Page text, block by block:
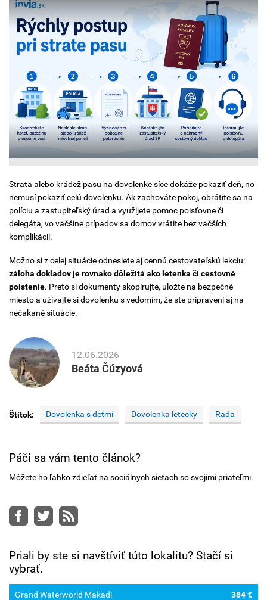
Strata alebo krádež pasu na dovolenke síce dokáže pokaziť deň, no
nemusí pokaziť celú dovolenku. Ak zachováte pokoj, obrátite sa na
políciu a zastupiteľský úrad a využijete pomoc poisťovne či
delegáta, vo väčšine prípadov sa domov vrátite bez väčších
komplikácií.
Možno si z celej situácie odnesiete aj cennú cestovateľskú lekciu:
záloha dokladov je rovnako dôležitá ako letenka či cestovné
poistenie. Preto si dokumenty skopírujte, uložte na bezpečné
miesto a užívajte si dovolenku s vedomím, že ste pripravení aj na
nečakané situácie.
12.06.2026
Beáta Čúzyová
Štítok: Dovolenka s deťmi Dovolenka letecky Rada
Páči sa vám tento článok?
Môžete ho ľahko zdieľať na sociálnych sieťach so svojimi priateľmi.
Facebook
Twitter
RSS
Priali by ste si navštíviť túto lokalitu? Stačí si
vybrať.
Grand Waterworld Makadi 384 €